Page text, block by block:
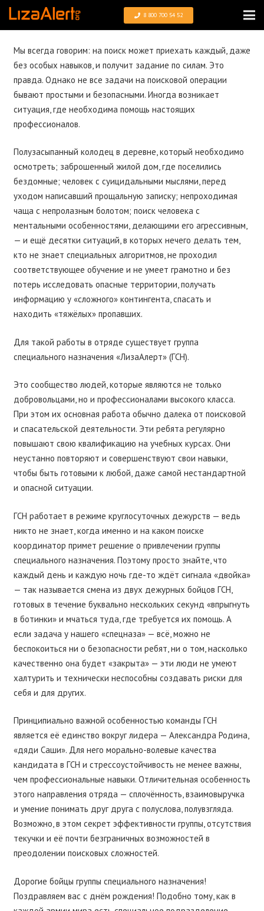
8 800 700 54 52
Мы всегда говорим: на поиск может приехать каждый, даже
без особых навыков, и получит задание по силам. Это
правда. Однако не все задачи на поисковой операции
бывают простыми и безопасными. Иногда возникает
ситуация, где необходима помощь настоящих
профессионалов.
Полузасыпанный колодец в деревне, который необходимо
осмотреть; заброшенный жилой дом, где поселились
бездомные; человек с суицидальными мыслями, перед
уходом написавший прощальную записку; непроходимая
чаща с непролазным болотом; поиск человека с
ментальными особенностями, делающими его агрессивным,
— и ещё десятки ситуаций, в которых нечего делать тем,
кто не знает специальных алгоритмов, не проходил
соответствующее обучение и не умеет грамотно и без
потерь исследовать опасные территории, получать
информацию у «сложного» контингента, спасать и
находить «тяжёлых» пропавших.
Для такой работы в отряде существует группа
специального назначения «ЛизаАлерт» (ГСН).
Это сообщество людей, которые являются не только
добровольцами, но и профессионалами высокого класса.
При этом их основная работа обычно далека от поисковой
и спасательской деятельности. Эти ребята регулярно
повышают свою квалификацию на учебных курсах. Они
неустанно повторяют и совершенствуют свои навыки,
чтобы быть готовыми к любой, даже самой нестандартной
и опасной ситуации.
ГСН работает в режиме круглосуточных дежурств — ведь
никто не знает, когда именно и на каком поиске
координатор примет решение о привлечении группы
специального назначения. Поэтому просто знайте, что
каждый день и каждую ночь где-то ждёт сигнала «двойка»
— так называется смена из двух дежурных бойцов ГСН,
готовых в течение буквально нескольких секунд «впрыгнуть
в ботинки» и мчаться туда, где требуется их помощь. А
если задача у нашего «спецназа» — всё, можно не
беспокоиться ни о безопасности ребят, ни о том, насколько
качественно она будет «закрыта» — эти люди не умеют
халтурить и технически неспособны создавать риски для
себя и для других.
Принципиально важной особенностью команды ГСН
является её единство вокруг лидера — Александра Родина,
«дяди Саши». Для него морально-волевые качества
кандидата в ГСН и стрессоустойчивость не менее важны,
чем профессиональные навыки. Отличительная особенность
этого направления отряда — сплочённость, взаимовыручка
и умение понимать друг друга с полуслова, полувзгляда.
Возможно, в этом секрет эффективности группы, отсутствия
текучки и её почти безграничных возможностей в
преодолении поисковых сложностей.
Дорогие бойцы группы специального назначения!
Поздравляем вас с днём рождения! Подобно тому, как в